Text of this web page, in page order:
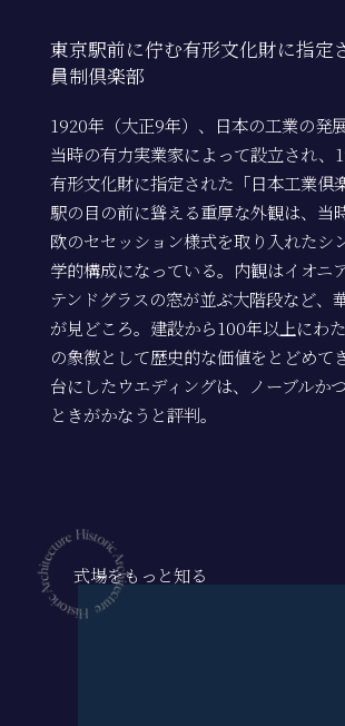
東京駅前に佇む有形文化財に指定
員制倶楽部
1920年（大正9年）、日本の工業の発
当時の有力実業家によって設立され、
有形文化財に指定された「日本工業倶
駅の目の前に聳える重厚な外観は、当
欧のセセッション様式を取り入れたシ
学的構成になっている。内観はイオニ
テンドグラスの窓が並ぶ大階段など、
が見どころ。建設から100年以上にわ
の象徴として歴史的な価値をとどめて
台にしたウエディングは、ノーブルか
ときがかなうと評判。
式場をもっと知る